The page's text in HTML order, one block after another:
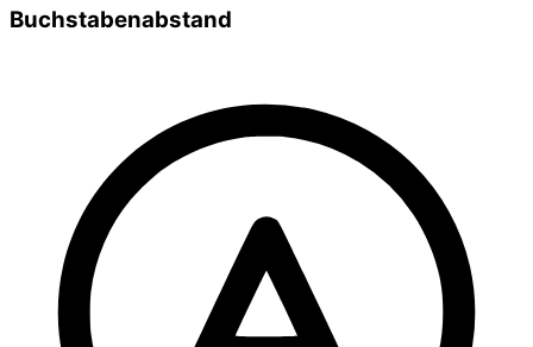
Buchstabenabstand